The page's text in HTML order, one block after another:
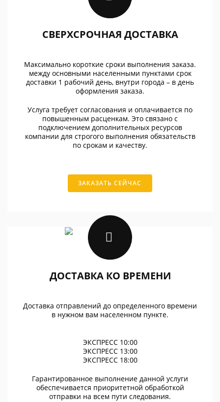
СВЕРХСРОЧНАЯ ДОСТАВКА
Максимально короткие сроки выполнения заказа.
между основными населенными пунктами срок
доставки 1 рабочий день, внутри города – в день
оформления заказа.
Услуга требует согласования и оплачивается по
повышенным расценкам. Это связано с
подключением дополнительных ресурсов
компании для строгого выполнения обязательств
по срокам и качеству.
ЗАКАЗАТЬ СЕЙЧАС
ДОСТАВКА КО ВРЕМЕНИ
Доставка отправлений до определенного времени
в нужном вам населенном пункте.
ЭКСПРЕСС 10:00
ЭКСПРЕСС 13:00
ЭКСПРЕСС 18:00
Гарантированное выполнение данной услуги
обеспечивается приоритетной обработкой
отправки на всем пути следования.